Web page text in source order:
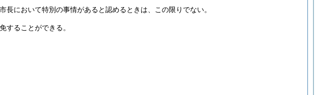
長において特別の事情があると認めるときは、この限りでない。
することができる。